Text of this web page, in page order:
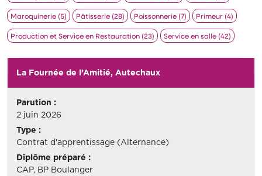
Maroquinerie (5) Pâtisserie (28) Poissonnerie (7) Primeur (4)
Production et Service en Restauration (23) Service en salle (42)
La Fournée de l’Amitié, Autechaux
Parution :
2 juin 2026
Type :
Contrat d'apprentissage (Alternance)
Diplôme préparé :
CAP, BP Boulanger